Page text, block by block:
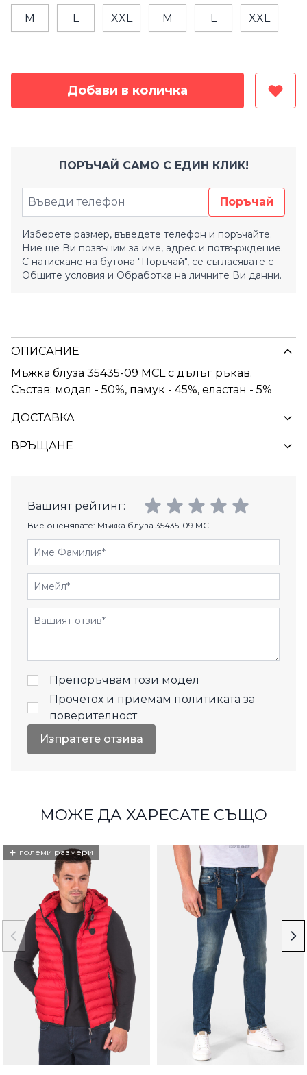
M L XXL M L XXL
Добави в количка
ПОРЪЧАЙ САМО С ЕДИН КЛИК!
Поръчай
Изберете размер, въведете телефон и поръчайте.
Ние ще Ви позвъним за име, адрес и потвърждение.
С натискане на бутона "Поръчай", се съгласявате с
Общите условия и Обработка на личните Ви данни.
ОПИСАНИЕ
Мъжка блуза 35435-09 MCL с дълъг ръкав.
Състав: модал - 50%, памук - 45%, еластан - 5%
ДОСТАВКА
ВРЪЩАНЕ
Вашият рейтинг:
Вие оценявате: Мъжка блуза 35435-09 MCL
Име Фамилия
Имейл
Отзиви
Препоръчвам този модел
Прочетох и приемам политиката за
поверителност
Изпратете отзива
МОЖЕ ДА ХАРЕСАТЕ СЪЩО
+ големи размери